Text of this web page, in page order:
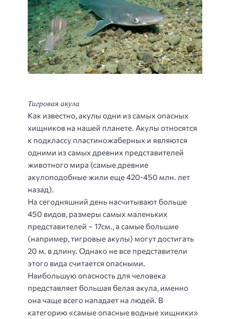
Тигровая акула
Как известно, акулы одни из самых опасных
хищников на нашей планете. Акулы относятся
к подклассу пластиножаберных и являются
одними из самых древних представителей
животного мира (самые древние
акулоподобные жили еще 420-450 млн. лет
назад).
На сегодняшний день насчитывают больше
450 видов, размеры самых маленьких
представителей – 17см., а самые большие
(например, тигровые акулы) могут достигать
20 м. в длину. Однако не все представители
этого вида считается опасными.
Наибольшую опасность для человека
представляет большая белая акула, именно
она чаще всего нападает на людей. В
категорию «самые опасные водные хищники»